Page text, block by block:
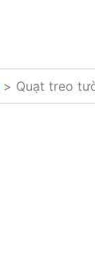
Quạt treo